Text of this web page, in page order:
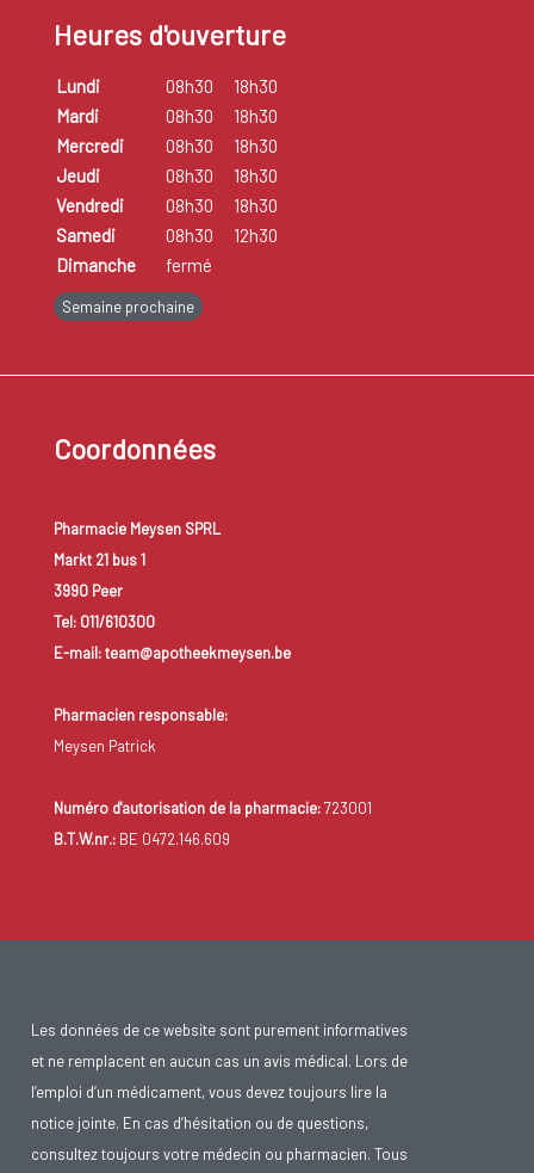
Heures d'ouverture
Lundi 08h30
18h30
Mardi
08h30
18h30
Mercredi
08h30
18h30
Jeudi
08h30
18h30
Vendredi
08h30
18h30
Samedi
08h30
12h30
Dimanche
fermé
Semaine prochaine
Coordonnées
Pharmacie Meysen SPRL
Markt 21 bus 1
3990 Peer
Tel: 011/610300
E-mail: team@apotheekmeysen.be
Pharmacien responsable:
Meysen Patrick
Numéro d'autorisation de la pharmacie:723001
B.T.W.nr.:BE 0472.146.609
Les données de ce website sont purement informatives
et ne remplacent en aucun cas un avis médical. Lors de
l’emploi d’un médicament, vous devez toujours lire la
notice jointe. En cas d’hésitation ou de questions,
consultez toujours votre médecin ou pharmacien. Tous